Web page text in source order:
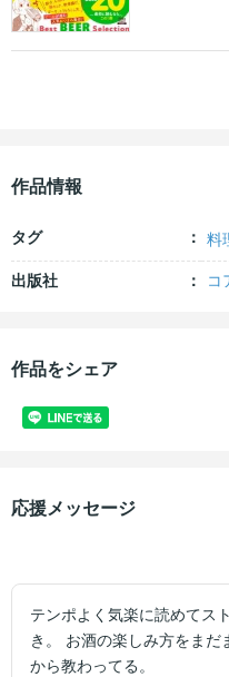
作品情報
タグ 料
出版社 コ
作品をシェア
応援メッセージ
テンポよく気楽に読めてス
き。 お酒の楽しみ方をまだ
から教わってる。